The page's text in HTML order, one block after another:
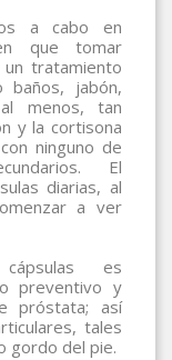
a cabo en
que tomar
un tratamiento
jabón,
menos, tan
y la cortisona
ninguno de
El
diarias, al
a ver
es
preventivo y
próstata; así
tales
gordo del pie.